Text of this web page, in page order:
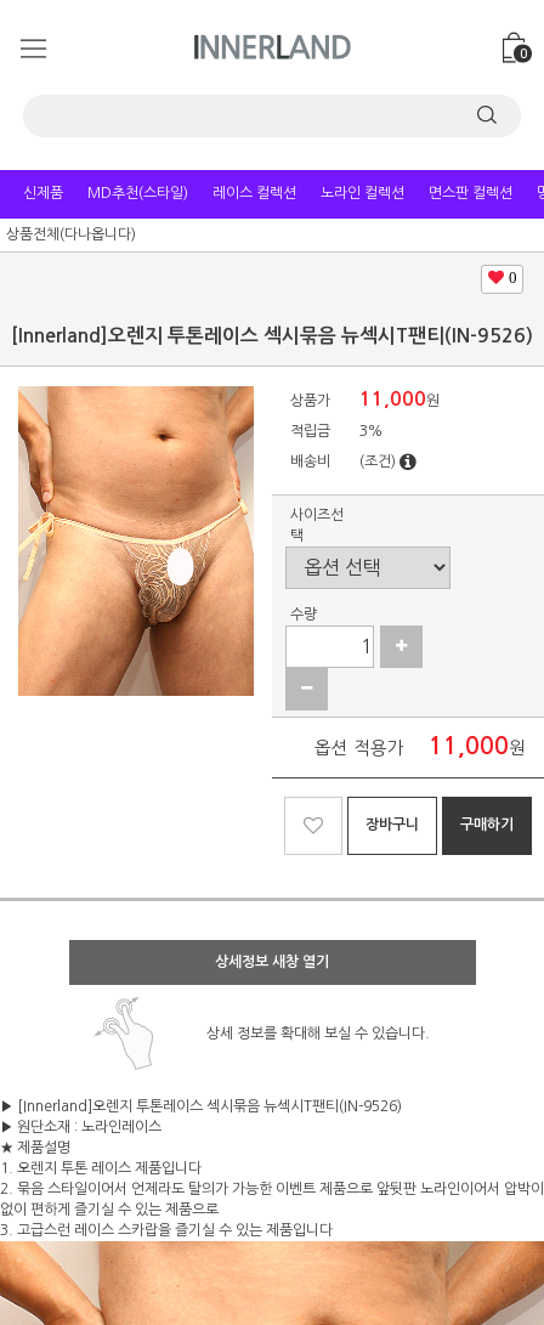
0
신제품 MD추천(스타일) 레이스 컬렉션 노라인 컬렉션 면스판 컬렉션
상품전체(다나옵니다)
0
[Innerland]오렌지 투톤레이스 섹시묶음 뉴섹시T팬티(IN-9526)
상품가 11,000원
적립금 3%
배송비 (조건)
사이즈선
택
수량
옵션 적용가 11,000원
장바구니 구매하기
상세정보 새창 열기
상세 정보를 확대해 보실 수 있습니다.
▶ [Innerland]오렌지 투톤레이스 섹시묶음 뉴섹시T팬티(IN-9526)
▶ 원단소재 : 노라인레이스
★ 제품설명
1. 오렌지 투톤 레이스 제품입니다
2. 묶음 스타일이어서 언제라도 탈의가 가능한 이벤트 제품으로 앞뒷판 노라인이어서 압박이
없이 편하게 즐기실 수 있는 제품으로
3. 고급스런 레이스 스카랍을 즐기실 수 있는 제품입니다